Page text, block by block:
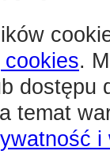
.
dostępu
temat
i